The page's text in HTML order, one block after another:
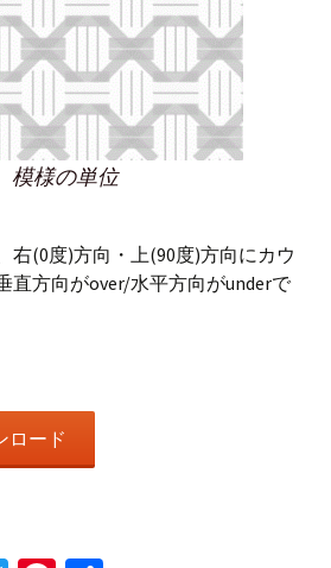
模様の単位
(0度)方向・上(90度)方向にカウ
直方向がover/水平方向がunderで
ロード